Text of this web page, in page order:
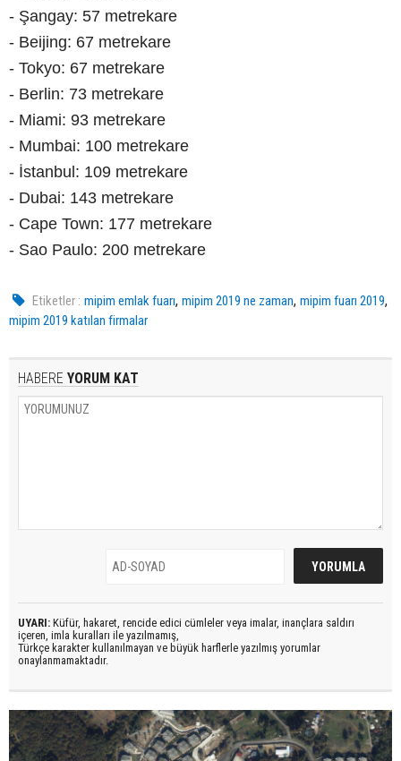
- Şangay: 57 metrekare
- Beijing: 67 metrekare
- Tokyo: 67 metrekare
- Berlin: 73 metrekare
- Miami: 93 metrekare
- Mumbai: 100 metrekare
- İstanbul: 109 metrekare
- Dubai: 143 metrekare
- Cape Town: 177 metrekare
- Sao Paulo: 200 metrekare
Etiketler : mipim emlak fuarı,mipim 2019 ne zaman,mipim fuarı 2019,
mipim 2019 katılan firmalar
HABERE YORUM KAT
UYARI: Küfür, hakaret, rencide edici cümleler veya imalar, inançlara saldırı
içeren, imla kuralları ile yazılmamış,
Türkçe karakter kullanılmayan ve büyük harflerle yazılmış yorumlar
onaylanmamaktadır.